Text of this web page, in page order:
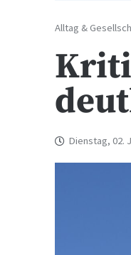
Alltag &
Dienstag, 02.